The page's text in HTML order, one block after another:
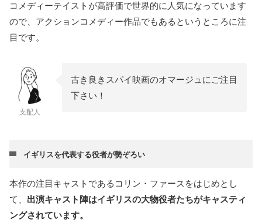
コメディーテイストが高評価で世界的に人気になっています
ので、アクションコメディー作品でもあるというところに注
目です。
支配人
古き良きスパイ映画のオマージュにご注目
下さい！
イギリスを代表する役者が勢ぞろい
本作の注目キャストであるコリン・ファースをはじめとし
て、 出演キャスト陣はイギリスの大物役者たちがキャスティ
ングされています。